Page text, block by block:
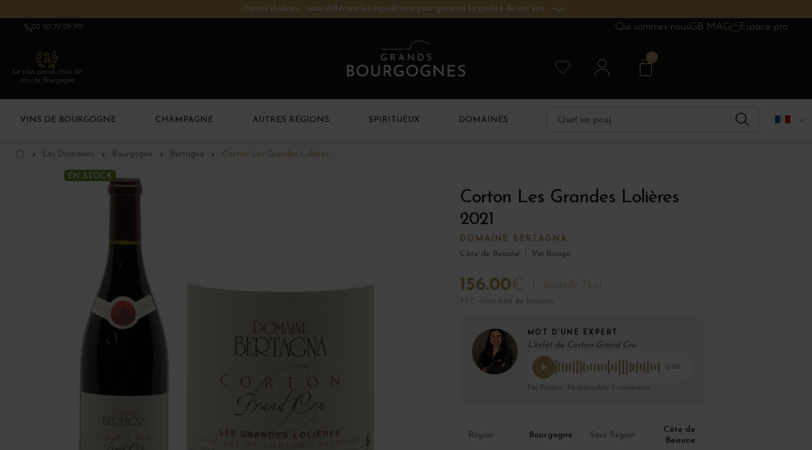
Fortes chaleurs : nous différons les expéditions pour garantir la qualité de vos vins.
03 80 79 29 90 Qui sommes-nousGB MAG Espace pro
Le plus grand choix de
vins de Bourgogne
0
VINS DE BOURGOGNE CHAMPAGNE AUTRES RÉGIONS SPIRITUEUX DOMAINES
Les Domaines Bourgogne Bertagna Corton Les Grandes Lolières
EN STOCK
Corton Les Grandes Lolières
2021
DOMAINE BERTAGNA
Côte de Beaune
Vin Rouge
156.00€ Bouteille 75 cl
TTC · Hors frais de livraison
MOT D'UNE EXPERT
L'éclat du Corton Grand Cru
0:00
Par Eryane, Responsable E-commerce
Région Bourgogne Sous Région
Côte de
Beaune